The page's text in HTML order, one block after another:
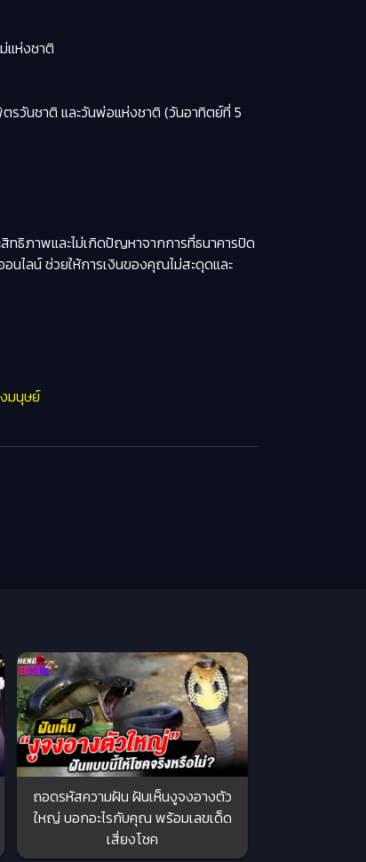
แห่งชาติ
รวันชาติ และวันพ่อแห่งชาติ (วันอาทิตย์ที่ 5
ทธิภาพและไม่เกิดปัญหาจากการที่ธนาคารปิด
อนไลน์ ช่วยให้การเงินของคุณไม่สะดุดและ
มนุษย์
ถอดรหัสความฝัน ฝันเห็นงูจงอางตัว
ใหญ่ บอกอะไรกับคุณ พร้อมเลขเด็ด
เสี่ยงโชค